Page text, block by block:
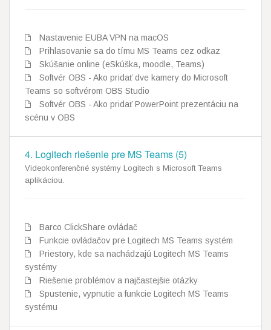
Nastavenie EUBA VPN na macOS
Prihlasovanie sa do tímu MS Teams cez odkaz
Skúšanie online (eSkúška, moodle, Teams)
Softvér OBS - Ako pridať dve kamery do Microsoft
Teams so softvérom OBS Studio
Softvér OBS - Ako pridať PowerPoint prezentáciu na
scénu v OBS
4. Logitech riešenie pre MS Teams (5)
Videokonferenčné systémy Logitech s Microsoft Teams
aplikáciou.
Barco ClickShare ovládač
Funkcie ovládačov pre Logitech MS Teams systém
Priestory, kde sa nachádzajú Logitech MS Teams
systémy
Riešenie problémov a najčastejšie otázky
Spustenie, vypnutie a funkcie Logitech MS Teams
systému